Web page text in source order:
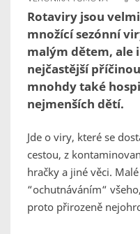
Rotaviry jsou
množící sezónní
malým dětem, ale
nejčastější
mnohdy také
nejmenších dětí.
Jde o viry, které se
cestou, z
hračky a jiné věci.
“ochutnáváním“
proto přirozeně